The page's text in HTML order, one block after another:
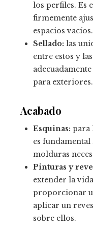
los perfiles. Es
firmemente
espacios vacíos.
Sellado: las
entre estos y
para exteriores.
Acabado
Esquinas: para
es
molduras
Pinturas y
extender la
proporcionar
aplicar un
sobre ellos.